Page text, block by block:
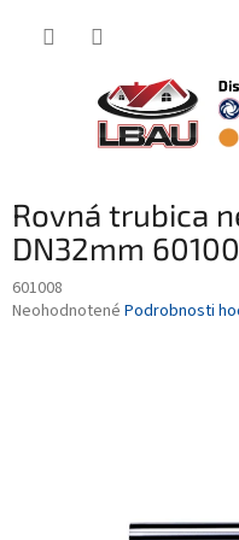
Rovná trubica
DN32mm
601008
Priemerné
Neohodnotené Podrobnosti